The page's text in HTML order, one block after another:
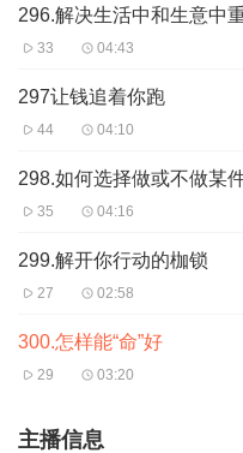
296.解决生活中和生意中
33 04:43
297让钱追着你跑
44 04:10
298.如何选择做或不做某
35 04:16
299.解开你行动的枷锁
27 02:58
300.怎样能“命”好
29 03:20
主播信息